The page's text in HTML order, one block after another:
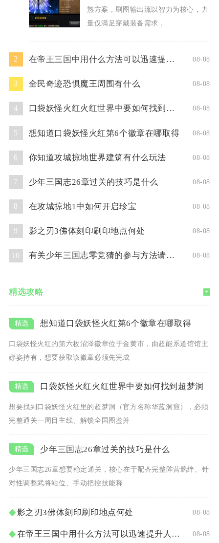
熟方案，刷图输出流以智力为核心，力
量仅满足穿戴装备需求，
2 在帝王三国中用什么方法可以迅速提升人物等级 08-08
3 全民奇迹恐惧魔王周围有什么 08-08
4 口袋妖怪火红火红世界中要如何找到超梦洞 08-08
5 想知道口袋妖怪火红第6个徽章在哪取得 08-08
6 你知道攻城掠地世界建筑有什么玩法 08-08
7 少年三国志26章过关的技巧是什么 08-08
8 在攻城掠地1中如何开启珍宝 08-08
9 影之刃3佛体刻印刷印地点何处 08-08
10 有关少年三国志零竞猜的参与方法请问你了解吗 08-08
精选攻略 +
想知道口袋妖怪火红第6个徽章在哪取得
口袋妖怪火红的第六枚沼泽徽章位于金黄市，由超能系道馆馆主
娜姿持有，想要获取该徽章必须先完成
口袋妖怪火红火红世界中要如何找到超梦洞
想要找到口袋妖怪火红里的超梦洞（官方名称华蓝洞窟），必须
完整通关一周目主线、解锁全国图鉴并
少年三国志26章过关的技巧是什么
少年三国志26章想要稳定通关，核心在于配齐完整阵营羁绊、针
对性调整武将站位、手动把控技能释
影之刃3佛体刻印刷印地点何处 08-08
在帝王三国中用什么方法可以迅速提升人物等级 08-08